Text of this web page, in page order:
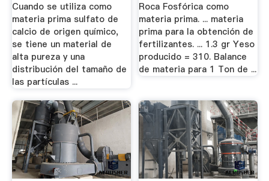
Cuando se utiliza como
materia prima sulfato de
calcio de origen químico,
se tiene un material de
alta pureza y una
distribución del tamaño de
las partículas ...
Roca Fosfórica como
materia prima. ... materia
prima para la obtención de
fertilizantes. ... 1.3 gr Yeso
producido = 310. Balance
de materia para 1 Ton de ...